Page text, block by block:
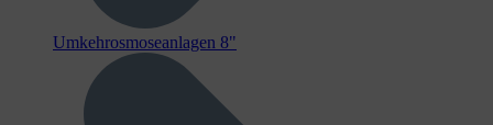
Umkehrosmoseanlagen 8"